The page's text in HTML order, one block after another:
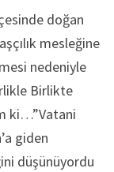
doğan
mesleğine
nedeniyle
Birlikte
ki…”Vatani
giden
düşünüyordu